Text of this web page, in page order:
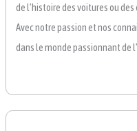
de l’histoire des voitures ou
Avec notre passion et nos
dans le monde passionnant de